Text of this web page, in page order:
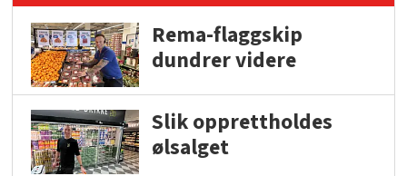
Rema-flaggskip
dundrer videre
Slik opprettholdes
ølsalget